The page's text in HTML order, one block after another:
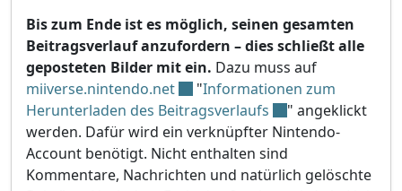
Bis zum Ende ist es möglich, seinen gesamten
Beitragsverlauf anzufordern – dies schließt alle
geposteten Bilder mit ein. Dazu muss auf
miiverse.nintendo.net
"Informationen zum
Herunterladen des Beitragsverlaufs
" angeklickt
werden. Dafür wird ein verknüpfter Nintendo-
Account benötigt. Nicht enthalten sind
Kommentare, Nachrichten und natürlich gelöschte